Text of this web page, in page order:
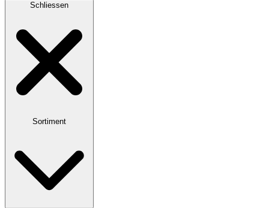
Schliessen
Sortiment